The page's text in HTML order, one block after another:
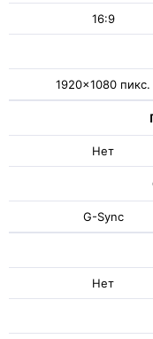
16:9
1920x1080 пикс.
Нет
G-Sync
Нет